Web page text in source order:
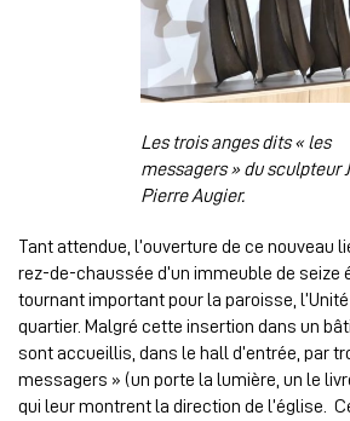
Les trois anges dits « les
messagers » du sculpteur
Pierre Augier.
Tant attendue, l’ouverture de ce nouveau
rez-de-chaussée d’un immeuble de seize
tournant important pour la paroisse,
quartier. Malgré cette insertion dans un
sont accueillis, dans le hall d’entrée, par
messagers » (un porte la lumière, un le
qui leur montrent la direction de l’église.